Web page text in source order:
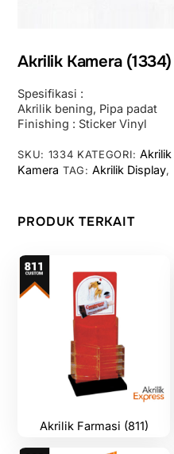
Akrilik Kamera (1334)
Spesifikasi :
Akrilik bening, Pipa padat
Finishing : Sticker Vinyl
SKU: 1334 KATEGORI:
Kamera TAG:Akrilik Display,
PRODUK TERKAIT
Akrilik Farmasi (811)